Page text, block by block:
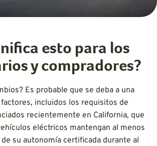
esto para los
y compradores?
Es probable que se deba a una
incluidos los requisitos de
recientemente en California, que
eléctricos mantengan al menos
su autonomía certificada durante al